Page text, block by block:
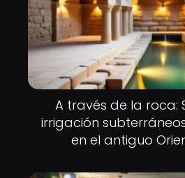
A través de la roca:
irrigación
en el antiguo